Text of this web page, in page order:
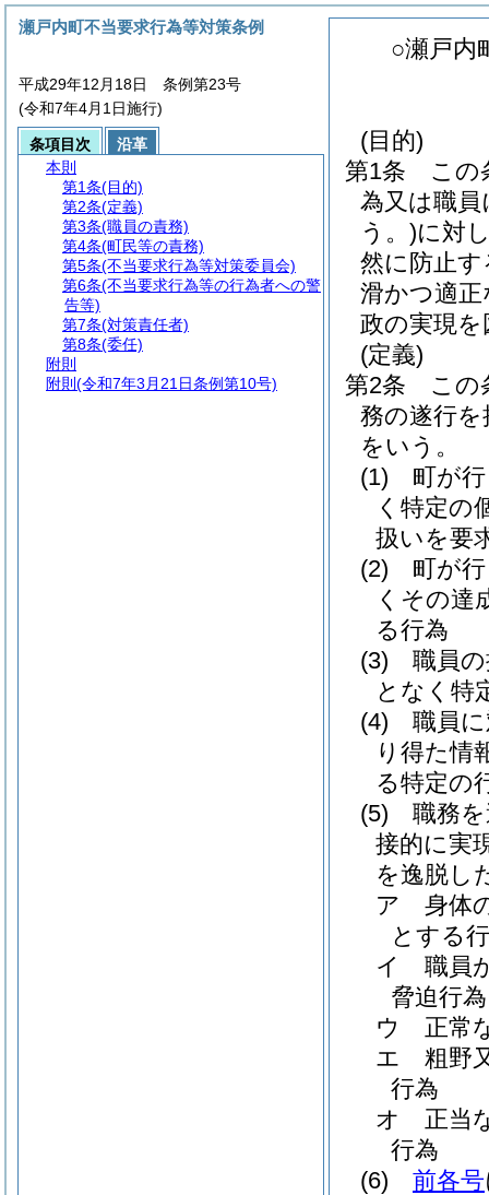
○瀬戸内
(目的)
第1条
この
為又は職
う。)に対
然に防止
滑かつ適
政の実現
(定義)
第2条
この
務の遂行
をいう。
(1)
町が
く特定の
扱いを要
(2)
町が
くその達
る行為
(3)
職員
となく特
(4)
職員
り得た情
る特定の
(5)
職務
接的に実
を逸脱し
ア
身体
とする
イ
職員
脅迫行為
ウ
正常
エ
粗野
行為
オ
正当
行為
(6)
前各号
瀬戸内町不当要求行為等対策条例
平成29年12月18日 条例第23号
(令和7年4月1日施行)
条項目次
沿革
本則
第1条(目的)
第2条(定義)
第3条(職員の責務)
第4条(町民等の責務)
第5条(不当要求行為等対策委員会)
第6条(不当要求行為等の行為者への警
告等)
第7条(対策責任者)
第8条(委任)
附則
附則 (令和7年3月21日条例第10号)